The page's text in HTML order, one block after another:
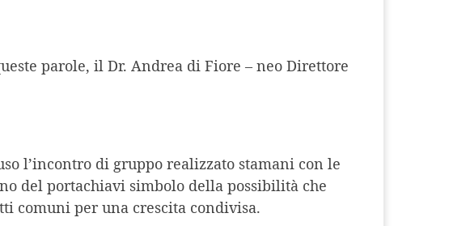
parole, il Dr. Andrea di Fiore – neo Direttore
l’incontro di gruppo realizzato stamani con le
del portachiavi simbolo della possibilità che
comuni per una crescita condivisa.